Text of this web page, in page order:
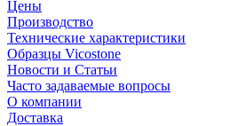
Цены
Производство
Технические характеристики
Образцы Vicostone
Новости и Статьи
Часто задаваемые вопросы
О компании
Доставка